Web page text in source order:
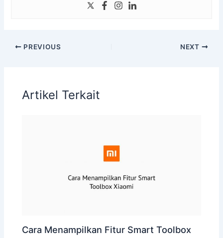
PREVIOUS NEXT
Artikel Terkait
Cara Menampilkan Fitur Smart Toolbox